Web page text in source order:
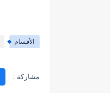
الأقسام